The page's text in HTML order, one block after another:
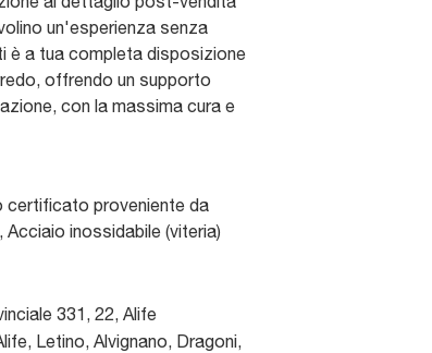
un'esperienza senza
è a tua completa disposizione
offrendo un supporto
con la massima cura e
certificato proveniente da
inossidabile (viteria)
331, 22, Alife
Letino, Alvignano, Dragoni,